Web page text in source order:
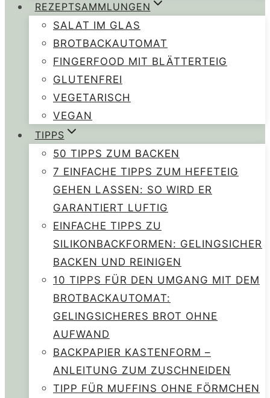
REZEPTSAMMLUNGEN
SALAT IM GLAS
BROTBACKAUTOMAT
FINGERFOOD MIT BLÄTTERTEIG
GLUTENFREI
VEGETARISCH
VEGAN
TIPPS
50 TIPPS ZUM BACKEN
7 EINFACHE TIPPS ZUM HEFETEIG
GEHEN LASSEN: SO WIRD ER
GARANTIERT LUFTIG
EINFACHE TIPPS ZU
SILIKONBACKFORMEN: GELINGSICHER
BACKEN UND REINIGEN
10 TIPPS FÜR DEN UMGANG MIT DEM
BROTBACKAUTOMAT:
GELINGSICHERES BROT OHNE
AUFWAND
BACKPAPIER KASTENFORM –
ANLEITUNG ZUM ZUSCHNEIDEN
TIPP FÜR MUFFINS OHNE FÖRMCHEN